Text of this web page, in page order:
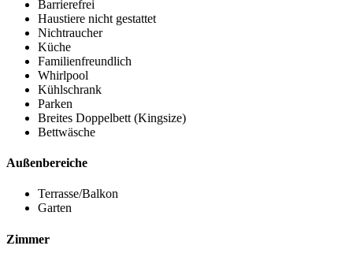
Barrierefrei
Haustiere nicht gestattet
Nichtraucher
Küche
Familienfreundlich
Whirlpool
Kühlschrank
Parken
Breites Doppelbett (Kingsize)
Bettwäsche
Außenbereiche
Terrasse/Balkon
Garten
Zimmer